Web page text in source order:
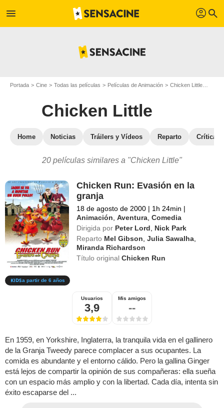
menu profil search
Portada Cine Todas las películas Películas de Animación Chicken Little
Chicken Little
Home Noticias Tráilers y Vídeos Reparto Críticas
20 películas similares a "Chicken Little"
Chicken Run: Evasión en la
granja
18 de agosto de 2000 | 1h 24min |
Animación ,Aventura ,Comedia
Dirigida por Peter Lord
Nick Park
Reparto Mel Gibson ,Julia Sawalha
Miranda Richardson
Título originalChicken Run
a partir de 6 años
Usuarios
3,9
Mis amigos
--
En 1959, en Yorkshire, Inglaterra, la tranquila vida en el gallinero
de la Granja Tweedy parece complacer a sus ocupantes. La
comida es abundante y el entorno cálido. Pero la gallina Ginger
está lejos de compartir la opinión de sus compañeras: ella sueña
con un espacio más amplio y con la libertad. Cada día, intenta sin
éxito escaparse del ...